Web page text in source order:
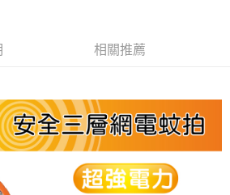
簡訊認證，即可結帳。
先享後付」後，將跳轉至「AFTEE先享後付」
確認金額後，即可完成結帳。
收到繳費通知簡訊。
天內，點擊此簡訊中的連結，可透過四大超商／
式進行付款，方視為交易完成。
下不需立刻繳費，但若您需要取消訂單，請聯絡
含以上)免運費
相關推薦